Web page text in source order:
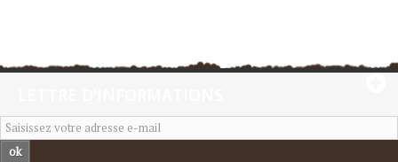
ok